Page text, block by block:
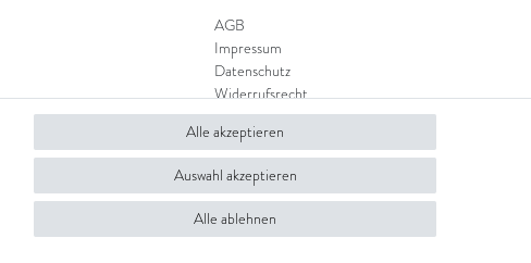
AGB
Impressum
Datenschutz
Widerrufsrecht
Zahlung und Versand
Widerrufsformular
Alle akzeptieren
Auswahl akzeptieren
Alle ablehnen